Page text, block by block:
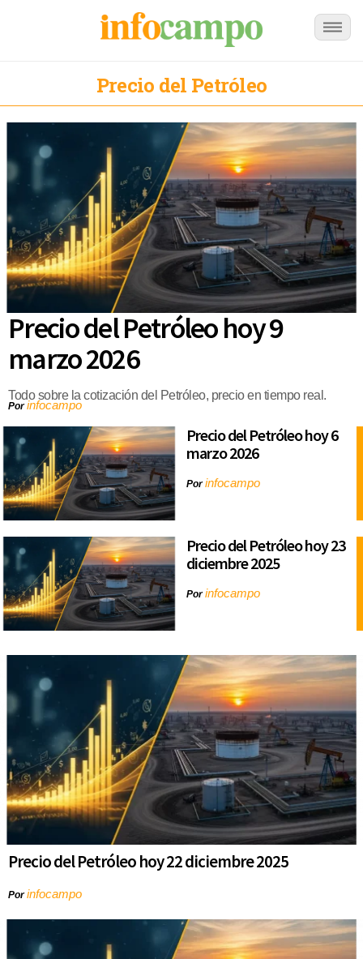
Precio del Petróleo
Precio del Petróleo hoy 9
marzo 2026
Todo sobre la cotización del Petróleo, precio en tiempo real.
Porinfocampo
Precio del Petróleo hoy 6
marzo 2026
Porinfocampo
Precio del Petróleo hoy 23
diciembre 2025
Porinfocampo
Precio del Petróleo hoy 22 diciembre 2025
Porinfocampo